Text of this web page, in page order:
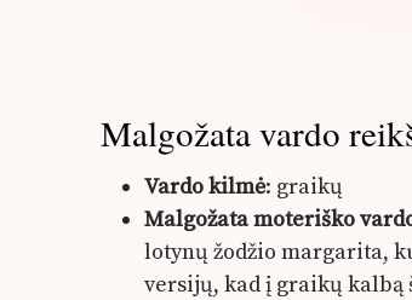
Malgožata vardo
Vardo kilmė: graikų
Malgožata moteriško
lotynų žodžio margarita,
versijų, kad į graikų kalbą